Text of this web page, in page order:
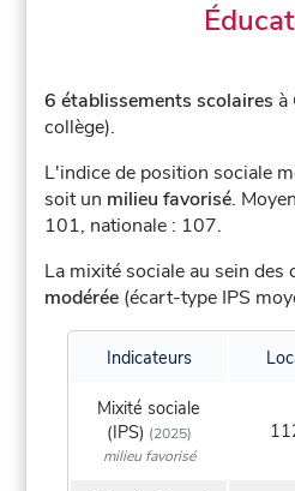
6 établissements scolaires à
collège).
L'indice de position sociale
soit un milieu favorisé.
101, nationale : 107.
La mixité sociale au sein des
modérée (écart-type IPS
Indicateurs
Mixité sociale
(IPS) (2025)
milieu favorisé